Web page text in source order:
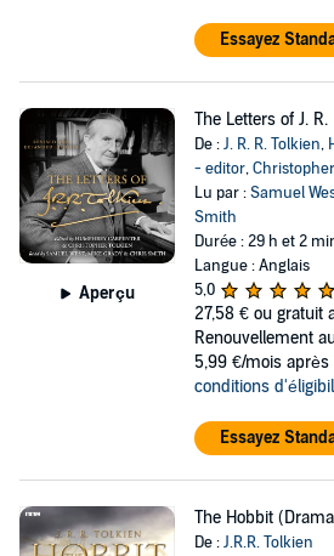
Essayez
Aperçu
The Letters of J. R.
De :J. R. R. Tolkien,
- editor,
Lu par :Samuel
Smith
Durée : 29 h et 2
Langue : Anglais
5,0
27,58 € ou gratuit
Renouvellement
5,99 €/mois après
conditions
Essayez
The Hobbit
De :J.R.R. Tolkien